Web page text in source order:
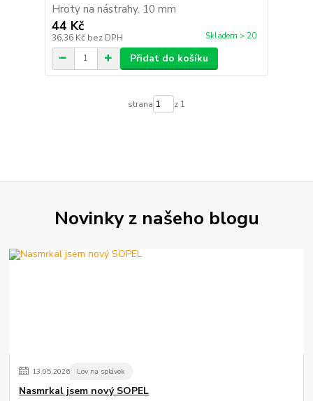
Hroty na nástrahy. 10 mm
44 Kč
36,36 Kč bez DPH Skladem > 20
Přidat do košíku
strana z 1
Novinky z našeho blogu
13.05.2026 Lov na splávek
Nasmrkal jsem nový SOPEL